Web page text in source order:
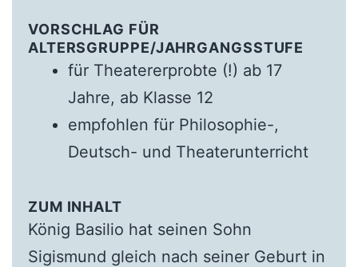
VORSCHLAG FÜR
ALTERSGRUPPE/JAHRGANGSSTUFE
für Theatererprobte (!) ab 17
Jahre, ab Klasse 12
empfohlen für Philosophie-,
Deutsch- und Theaterunterricht
ZUM INHALT
König Basilio hat seinen Sohn
Sigismund gleich nach seiner Geburt in